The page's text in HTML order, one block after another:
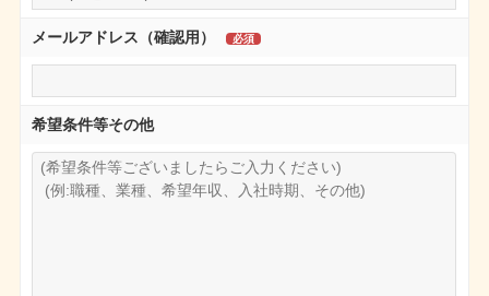
メールアドレス（確認用）
希望条件等その他